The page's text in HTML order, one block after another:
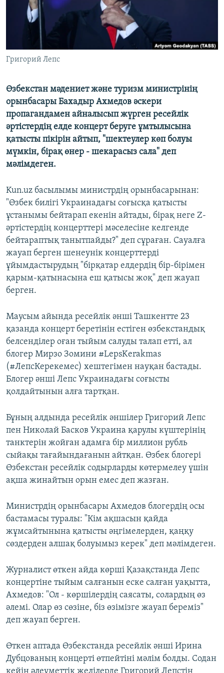
Григорий Лепс
Өзбекстан мәдениет және туризм министрінің
орынбасары Бахадыр Ахмедов әскери
пропагандамен айналысып жүрген ресейлік
әртістердің елде концерт беруге ұмтылысына
қатысты пікірін айтып, "шектеулер көп болуы
мүмкін, бірақ өнер - шекарасыз сала" деп
мәлімдеген.
Kun.uz басылымы министрдің орынбасарынан:
"Өзбек билігі Украинадағы соғысқа қатысты
ұстанымы бейтарап екенін айтады, бірақ неге Z-
әртістердің концерттері мәселесіне келгенде
бейтараптық танытпайды?" деп сұраған. Сауалға
жауап берген шенеунік концерттерді
ұйымдастырудың "бірқатар елдердің бір-бірімен
қарым-қатынасына еш қатысы жоқ" деп жауап
берген.
Маусым айында ресейлік әнші Ташкентте 23
қазанда концерт беретінін естіген өзбекстандық
белсенділер оған тыйым салуды талап етті, ал
блогер Мирзо Зомини #LepsKerakmas
(#ЛепсКерекемес) хештегімен науқан бастады.
Блогер әнші Лепс Украинадағы соғысты
қолдайтынын алға тартқан.
Бұның алдында ресейлік әншілер Григорий Лепс
пен Николай Басков Украина қарулы күштерінің
танктерін жойған адамға бір миллион рубль
сыйақы тағайындағанын айтқан. Өзбек блогері
Өзбекстан ресейлік содырларды көтермелеу үшін
ақша жинайтын орын емес деп жазған.
Министрдің орынбасары Ахмедов блогердің осы
бастамасы туралы: "Кім ақшасын қайда
жұмсайтынына қатысты әңгімелерден, қаңқу
сөздерден алшақ болуымыз керек" деп мәлімдеген.
Журналист өткен айда көрші Қазақстанда Лепс
концертіне тыйым салғанын еске салған уақытта,
Ахмедов: "Ол - көршілердің саясаты, солардың өз
әлемі. Олар өз сөзіне, біз өзімізге жауап береміз"
деп жауап берген.
Өткен аптада Өзбекстанда ресейлік әнші Ирина
Дубцованың концерті өтпейтіні мәлім болды. Содан